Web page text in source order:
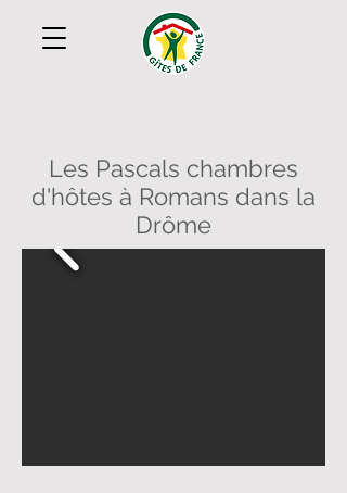
Les Pascals chambres
d'hôtes à Romans dans la
Drôme